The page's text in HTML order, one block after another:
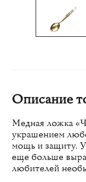
Описание
Медная ложка
украшением
мощь и защиту.
еще больше
любителей